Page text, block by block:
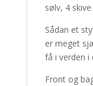
sølv, 4
Sådan et
er meget
få i verden i
Front og